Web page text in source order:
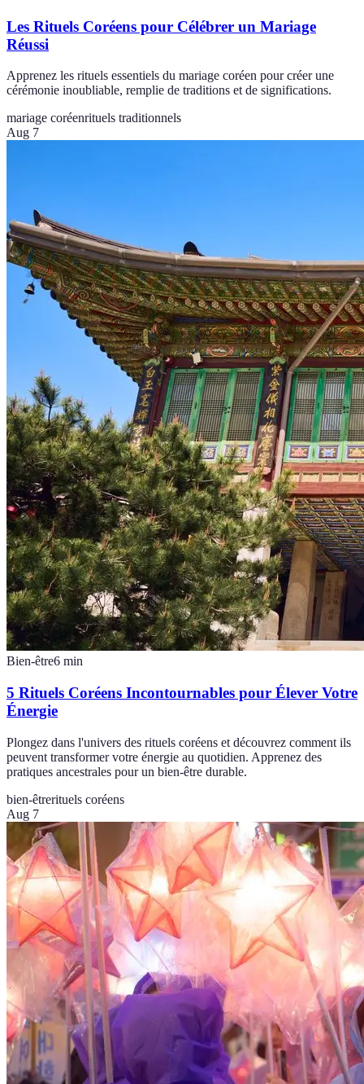
Les Rituels Coréens pour Célébrer un Mariage
Réussi
Apprenez les rituels essentiels du mariage coréen pour créer une
cérémonie inoubliable, remplie de traditions et de significations.
mariage coréenrituels traditionnels
Aug 7
Bien-être6 min
5 Rituels Coréens Incontournables pour Élever Votre
Énergie
Plongez dans l'univers des rituels coréens et découvrez comment ils
peuvent transformer votre énergie au quotidien. Apprenez des
pratiques ancestrales pour un bien-être durable.
bien-êtrerituels coréens
Aug 7